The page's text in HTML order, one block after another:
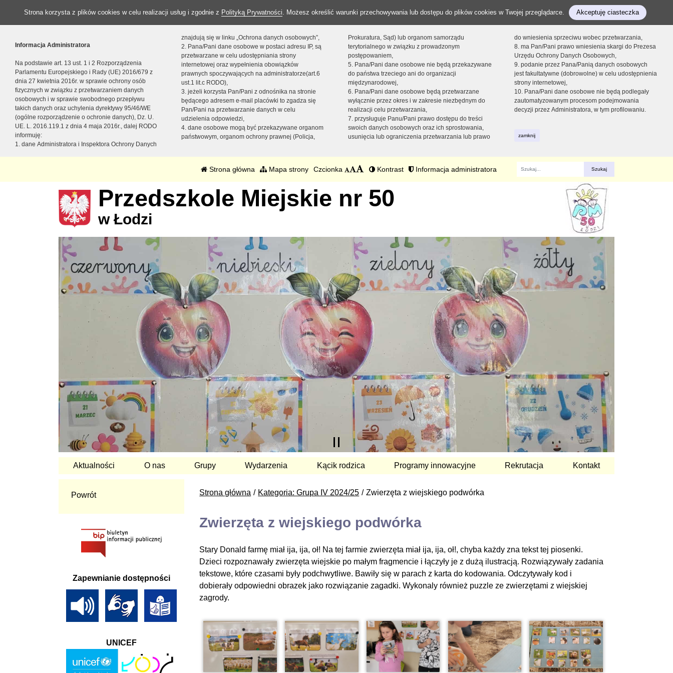
Strona korzysta z plików cookies w celu realizacji usług i zgodnie z Polityką Prywatności. Możesz określić warunki przechowywania lub dostępu do plików cookies w Twojej przeglądarce. Akceptuję ciasteczka
Informacja Administratora
Na podstawie art. 13 ust. 1 i 2 Rozporządzenia
Parlamentu Europejskiego i Rady (UE) 2016/679 z
dnia 27 kwietnia 2016r. w sprawie ochrony osób
fizycznych w związku z przetwarzaniem danych
osobowych i w sprawie swobodnego przepływu
takich danych oraz uchylenia dyrektywy 95/46/WE
(ogólne rozporządzenie o ochronie danych), Dz. U.
UE. L. 2016.119.1 z dnia 4 maja 2016r., dalej RODO
informuję:
1. dane Administratora i Inspektora Ochrony Danych
znajdują się w linku „Ochrona danych osobowych”,
2. Pana/Pani dane osobowe w postaci adresu IP, są
przetwarzane w celu udostępniania strony
internetowej oraz wypełnienia obowiązków
prawnych spoczywających na administratorze(art.6
ust.1 lit.c RODO),
3. jeżeli korzysta Pan/Pani z odnośnika na stronie
będącego adresem e-mail placówki to zgadza się
Pan/Pani na przetwarzanie danych w celu
udzielenia odpowiedzi,
4. dane osobowe mogą być przekazywane organom
państwowym, organom ochrony prawnej (Policja,
Prokuratura, Sąd) lub organom samorządu
terytorialnego w związku z prowadzonym
postępowaniem,
5. Pana/Pani dane osobowe nie będą przekazywane
do państwa trzeciego ani do organizacji
międzynarodowej,
6. Pana/Pani dane osobowe będą przetwarzane
wyłącznie przez okres i w zakresie niezbędnym do
realizacji celu przetwarzania,
7. przysługuje Panu/Pani prawo dostępu do treści
swoich danych osobowych oraz ich sprostowania,
usunięcia lub ograniczenia przetwarzania lub prawo
do wniesienia sprzeciwu wobec przetwarzania,
8. ma Pan/Pani prawo wniesienia skargi do Prezesa
Urzędu Ochrony Danych Osobowych,
9. podanie przez Pana/Panią danych osobowych
jest fakultatywne (dobrowolne) w celu udostępnienia
strony internetowej,
10. Pana/Pani dane osobowe nie będą podlegały
zautomatyzowanym procesom podejmowania
decyzji przez Administratora, w tym profilowaniu.
zamknij
Strona główna Mapa strony Czcionka Kontrast Informacja administratora
Fraza
Przedszkole Miejskie nr 50
w Łodzi
Aktualności O nas Grupy Wydarzenia Kącik rodzica Programy innowacyjne Rekrutacja Kontakt
Strona główna Kategoria: Grupa IV 2024/25 Zwierzęta z wiejskiego podwórka
Zwierzęta z wiejskiego podwórka
Stary Donald farmę miał ija, ija, oł! Na tej farmie zwierzęta miał ija, ija, oł!, chyba każdy zna tekst tej piosenki.
Dzieci rozpoznawały zwierzęta wiejskie po małym fragmencie i łączyły je z dużą ilustracją. Rozwiązywały zadania
tekstowe, które czasami były podchwytliwe. Bawiły się w parach z karta do kodowania. Odczytywały kod i
dobierały odpowiedni obrazek jako rozwiązanie zagadki. Wykonaly również puzzle ze zwierzętami z wiejskiej
zagrody.
Powrót
Zapewnianie dostępności
UNICEF